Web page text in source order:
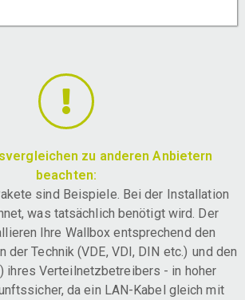
zu anderen Anbietern
beachten:
sind Beispiele. Bei der Installation
was tatsächlich benötigt wird. Der
Ihre Wallbox entsprechend den
der Technik (VDE, VDI, DIN etc.) und den
ihres Verteilnetzbetreibers - in hoher
da ein LAN-Kabel gleich mit